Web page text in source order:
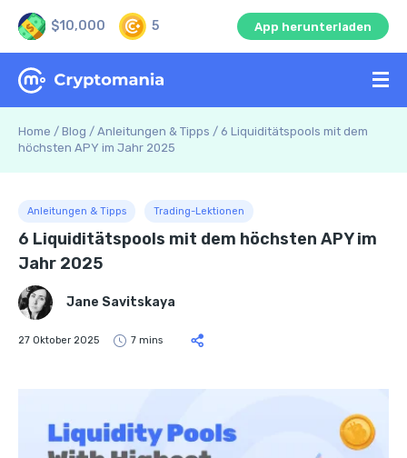
$10,000 5 App herunterladen
Home / Blog / Anleitungen & Tipps / 6 Liquiditätspools mit dem
höchsten APY im Jahr 2025
Anleitungen & Tipps Trading-Lektionen
6 Liquiditätspools mit dem höchsten APY im
Jahr 2025
Jane Savitskaya
27 Oktober 2025 7 mins